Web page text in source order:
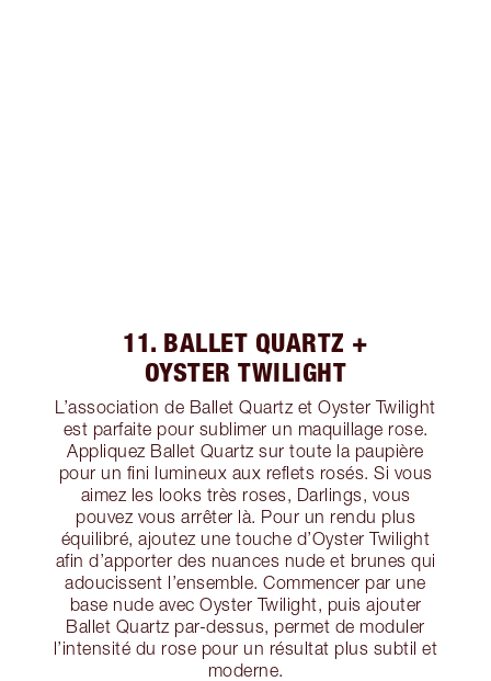
11. BALLET QUARTZ +
OYSTER TWILIGHT
L’association de Ballet Quartz et Oyster Twilight
est parfaite pour sublimer un maquillage rose.
Appliquez Ballet Quartz sur toute la paupière
pour un fini lumineux aux reflets rosés. Si vous
aimez les looks très roses, Darlings, vous
pouvez vous arrêter là. Pour un rendu plus
équilibré, ajoutez une touche d’Oyster Twilight
afin d’apporter des nuances nude et brunes qui
adoucissent l’ensemble. Commencer par une
base nude avec Oyster Twilight, puis ajouter
Ballet Quartz par-dessus, permet de moduler
l’intensité du rose pour un résultat plus subtil et
moderne.